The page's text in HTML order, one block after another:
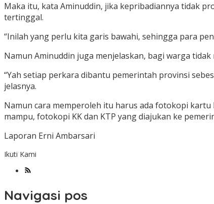
Maka itu, kata Aminuddin, jika kepribadiannya tidak
tertinggal.
“Inilah yang perlu kita garis bawahi, sehingga para
Namun Aminuddin juga menjelaskan, bagi warga
“Yah setiap perkara dibantu pemerintah provinsi
jelasnya.
Namun cara memperoleh itu harus ada fotokopi
mampu, fotokopi KK dan KTP yang diajukan ke
Laporan Erni Ambarsari
Ikuti Kami
Navigasi pos